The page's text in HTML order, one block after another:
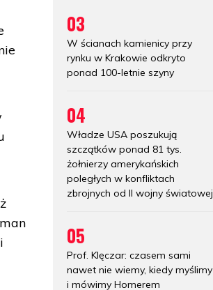
03
W ścianach kamienicy przy
rynku w Krakowie odkryto
ponad 100-letnie szyny
04
Władze USA poszukują
szczątków ponad 81 tys.
żołnierzy amerykańskich
poległych w konfliktach
zbrojnych od II wojny światowej
05
Prof. Klęczar: czasem sami
nawet nie wiemy, kiedy myślimy
i mówimy Homerem